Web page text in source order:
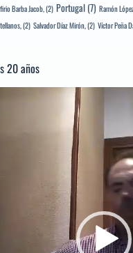
Barba Jacob,(2) Portugal (7) Ramón
(2) Salvador Díaz Mirón,(2) Víctor Peña
20 años